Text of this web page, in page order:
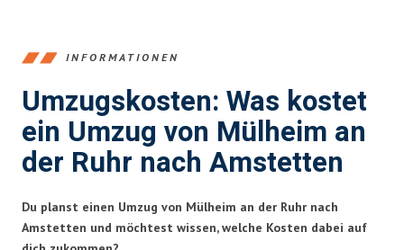
INFORMATIONEN
Umzugskosten: Was kostet
ein Umzug von Mülheim an
der Ruhr nach Amstetten
Du planst einen Umzug von Mülheim an der Ruhr nach
Amstetten und möchtest wissen, welche Kosten dabei auf